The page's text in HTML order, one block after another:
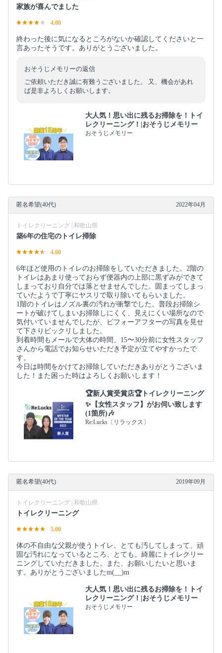
家族が喜んでました
4.00
終わった後に気になるところがないか確認してくださいと一
言あったそうです。ありがとうございました。
おそうじメモリーの返信
ご依頼いただき誠に有難うございました。 又、機会があれ
ば是非よろしくお願いします。
大人気！思い出に残るお掃除を！トイ
レクリーニング！|おそうじメモリー
おそうじメモリー
匿名希望(40代) 2022年04月
トイレクリーニング | 和歌山県
築6年の住宅のトイレ掃除
4.60
6年ほど使用のトイレのお掃除をしていただきました。2階の
トイレはあまり使っておらず便器内の上部に黒ずみができて
しまっており自分では落とせませんでした。固まってしまっ
ていたようで丁寧にヤスリで取り除いてもらいました。
1階のトイレはノズル裏の汚れが衝撃でした。普段お掃除シ
ートが破けてしまいお掃除しにくく、見えにくい場所なので
気付いていませんでしたが、ビフォーアフターの写真を見せ
て下さりビックリしました。
到着時間もメールで大体の時間、15〜30分前に女性スタッフ
さんから電話でお知らせいただき予定が立てやすかったで
す。
今日は時間をかけてお掃除していただきありがとうございま
した！また困った時はよろしくお願いします！
🏆️新人賞受賞店🏆️トイレクリーニング
✨【女性スタッフ】がお伺い致します
(1箇所)🎶
Re:Lucks〔リラックス〕
匿名希望(40代) 2019年09月
トイレクリーニング | 和歌山県
トイレクリーニング
5.00
体の不自由な父親が使うトイレ、とても汚してしまって、頑
固な汚れになっているところ、とても。綺麗にトイレクリー
ニングしていただきました。また、お願いしたいと思いま
す。ありがとうございましたm(__)m
大人気！思い出に残るお掃除を！トイ
レクリーニング！|おそうじメモリー
おそうじメモリー